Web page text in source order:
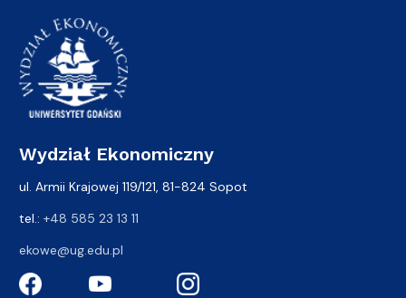
Wydział Ekonomiczny
ul. Armii Krajowej 119/121, 81-824 Sopot
tel.: +48 585 23 13 11
ekowe@ug.edu.pl